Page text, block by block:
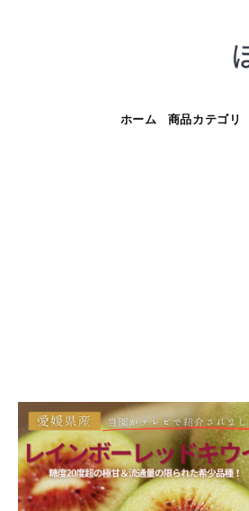
ホーム 商品カテゴリ